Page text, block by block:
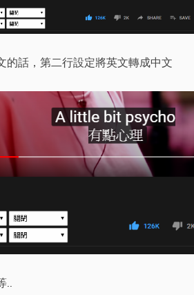
的話，第二行設定將英文轉成中文
..